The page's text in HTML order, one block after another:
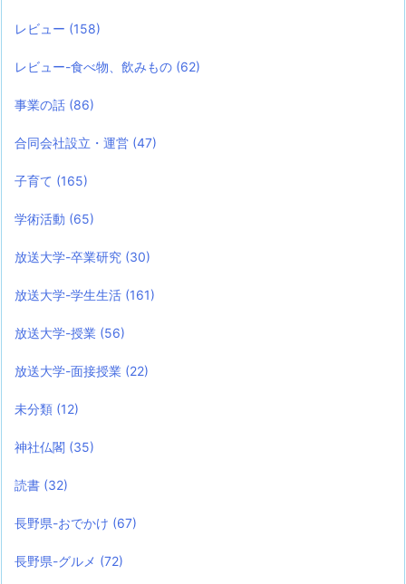
レビュー (158)
レビュー-食べ物、飲みもの (62)
事業の話 (86)
合同会社設立・運営 (47)
子育て (165)
学術活動 (65)
放送大学-卒業研究 (30)
放送大学-学生生活 (161)
放送大学-授業 (56)
放送大学-面接授業 (22)
未分類 (12)
神社仏閣 (35)
読書 (32)
長野県-おでかけ (67)
長野県-グルメ (72)